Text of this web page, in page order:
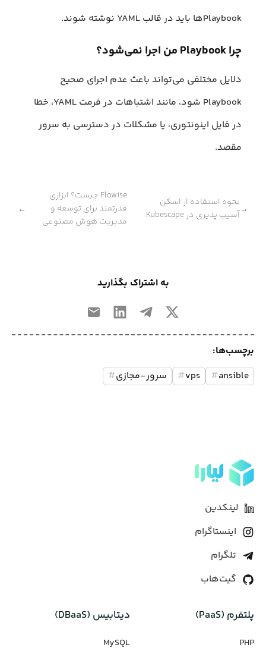
Playbookها باید در قالب YAML نوشته شوند.
چرا Playbook من اجرا نمی‌شود؟
دلایل مختلفی می‌تواند باعث عدم اجرای صحیح
Playbook شود، مانند اشتباهات در فرمت YAML، خطا
در فایل اینونتوری، یا مشکلات در دسترسی به سرور
مقصد.
→
نحوه استفاده از اسکن
آسیب‌ پذیری در Kubescape
Flowise چیست؟ ابزاری
قدرتمند برای توسعه و
مدیریت هوش مصنوعی
←
به اشتراک بگذارید
برچسب‌ها:
ansible
#
vps
# سرور-مجازی#
لینکدین
اینستاگرام
تلگرام
گیت‌هاب
پلتفرم (PaaS)
PHP
دیتابیس‌ (DBaaS)
MySQL